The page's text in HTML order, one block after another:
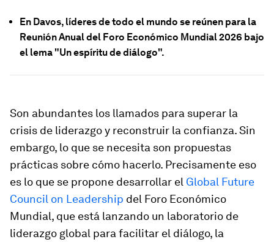
En Davos, líderes de todo el mundo se reúnen para la
Reunión Anual del Foro Económico Mundial 2026 bajo
el lema "Un espíritu de diálogo".
Son abundantes los llamados para superar la
crisis de liderazgo y reconstruir la confianza. Sin
embargo, lo que se necesita son propuestas
prácticas sobre cómo hacerlo. Precisamente eso
es lo que se propone desarrollar el Global Future
Council on Leadership del Foro Económico
Mundial, que está lanzando un laboratorio de
liderazgo global para facilitar el diálogo, la